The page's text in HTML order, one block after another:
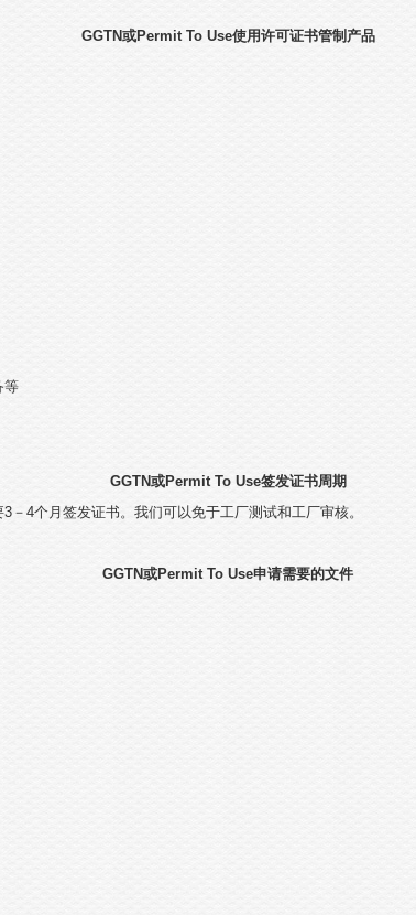
GGTN或Permit To Use使用许可证书管制产品
等
GGTN或Permit To Use签发证书周期
3－ 4个月签发证书。我们可以免于工厂测试和工厂审核。
GGTN或Permit To Use申请需要的文件